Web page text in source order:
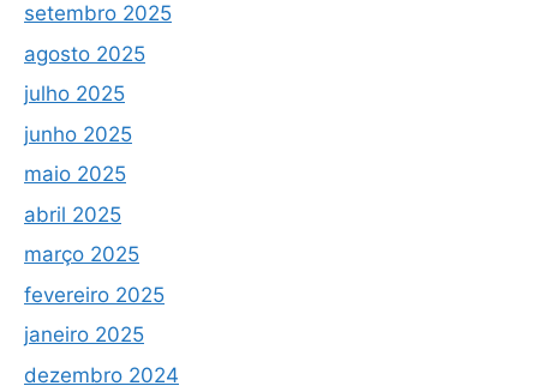
setembro 2025
agosto 2025
julho 2025
junho 2025
maio 2025
abril 2025
março 2025
fevereiro 2025
janeiro 2025
dezembro 2024